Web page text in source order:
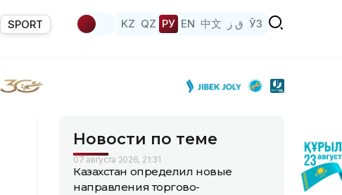
SPORT KZ QZ РУ EN 中文 ق ز ЎЗ
Новости по теме
07 августа 2026, 21:31
Казахстан определил новые
направления торгово-